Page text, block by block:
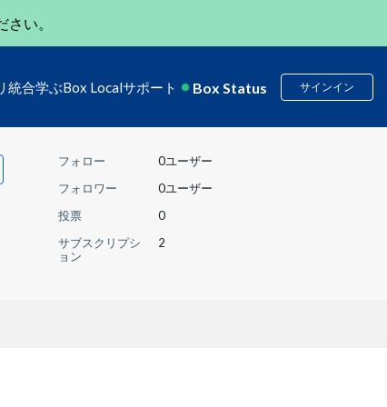
さい。
統合学ぶBox Localサポート Box Status サインイン
フォロー
0ユーザー
フォロワー
0ユーザー
投票
0
サブスクリプシ
ョン
2